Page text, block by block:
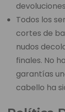
Todos los
cortes de
nudos
finales. No
garantías
cabello ha